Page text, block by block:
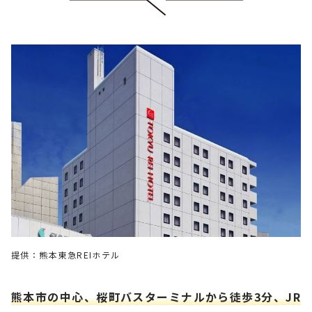
提供：熊本東急REIホテル
熊本市の中心、桜町バスターミナルから徒歩3分、JR